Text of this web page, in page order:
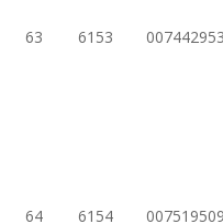
63 6153
64 6154